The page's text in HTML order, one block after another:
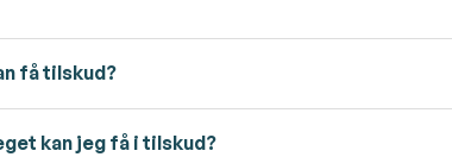
få tilskud?
kan jeg få i tilskud?